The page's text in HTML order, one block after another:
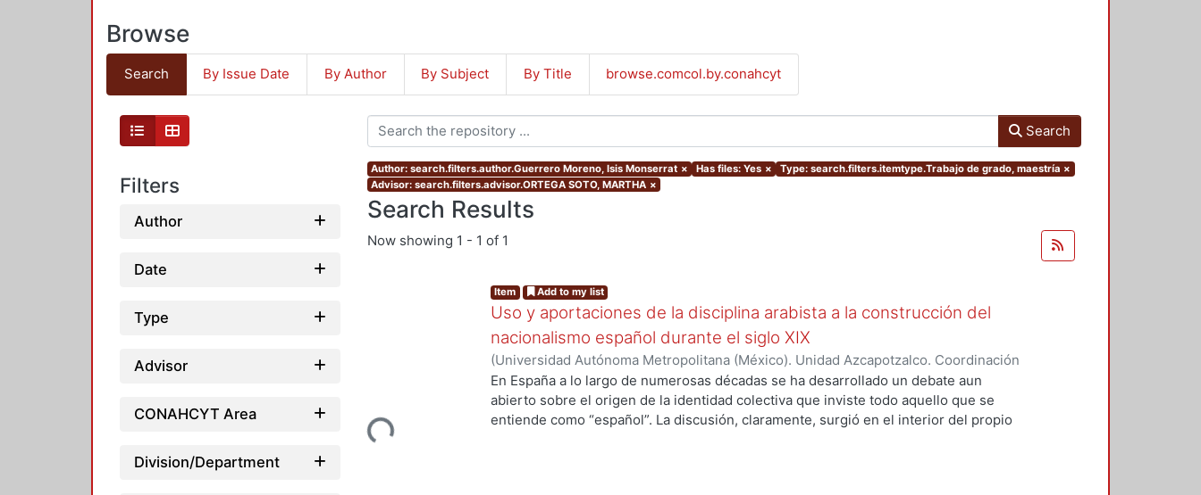
Browse
Search By Issue Date By Author By Subject By Title browse.comcol.by.conahcyt
Filters
Author
Date
Type
Advisor
CONAHCYT Area
Division/Department
Search
Author: search.filters.author.Guerrero Moreno, Isis Monserrat × Has files: Yes × Type: search.filters.itemtype.Trabajo de grado, maestría ×
Advisor: search.filters.advisor.ORTEGA SOTO, MARTHA ×
Search Results
Now showing 1 - 1 of 1
Loading...
Item Add to my list
Uso y aportaciones de la disciplina arabista a la construcción del
nacionalismo español durante el siglo XIX
(Universidad Autónoma Metropolitana (México). Unidad Azcapotzalco. Coordinación
de Servicios de Información.,2015-09)Guerrero Moreno, Isis Monserrat
En España a lo largo de numerosas décadas se ha desarrollado un debate aun
abierto sobre el origen de la identidad colectiva que inviste todo aquello que se
entiende como “español”. La discusión, claramente, surgió en el interior del propio